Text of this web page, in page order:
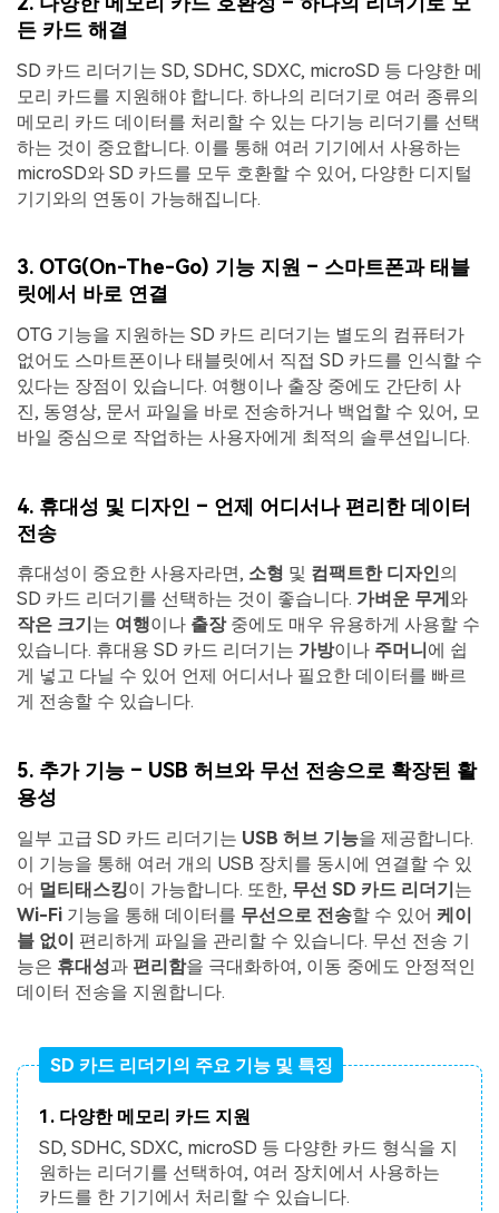
든 카드 해결
SD 카드 리더기는 SD, SDHC, SDXC, microSD 등 다양한 메
모리 카드를 지원해야 합니다. 하나의 리더기로 여러 종류의
메모리 카드 데이터를 처리할 수 있는 다기능 리더기를 선택
하는 것이 중요합니다. 이를 통해 여러 기기에서 사용하는
microSD와 SD 카드를 모두 호환할 수 있어, 다양한 디지털
기기와의 연동이 가능해집니다.
3. OTG(On-The-Go) 기능 지원 – 스마트폰과 태블
릿에서 바로 연결
OTG 기능을 지원하는 SD 카드 리더기는 별도의 컴퓨터가
없어도 스마트폰이나 태블릿에서 직접 SD 카드를 인식할 수
있다는 장점이 있습니다. 여행이나 출장 중에도 간단히 사
진, 동영상, 문서 파일을 바로 전송하거나 백업할 수 있어, 모
바일 중심으로 작업하는 사용자에게 최적의 솔루션입니다.
4. 휴대성 및 디자인 – 언제 어디서나 편리한 데이터
전송
휴대성이 중요한 사용자라면, 소형 및 컴팩트한 디자인의
SD 카드 리더기를 선택하는 것이 좋습니다. 가벼운 무게 와
작은 크기 는 여행이나 출장중에도 매우 유용하게 사용할 수
있습니다. 휴대용 SD 카드 리더기는 가방이나 주머니 에 쉽
게 넣고 다닐 수 있어 언제 어디서나 필요한 데이터를 빠르
게 전송할 수 있습니다.
5. 추가 기능 – USB 허브와 무선 전송으로 확장된 활
용성
일부 고급 SD 카드 리더기는 USB 허브 기능을 제공합니다.
이 기능을 통해 여러 개의 USB 장치를 동시에 연결할 수 있
어 멀티태스킹이 가능합니다. 또한, 무선 SD 카드 리더기는
Wi-Fi 기능을 통해 데이터를 무선으로 전송할 수 있어 케이
블 없이 편리하게 파일을 관리할 수 있습니다. 무선 전송 기
능은 휴대성과 편리함을 극대화하여, 이동 중에도 안정적인
데이터 전송을 지원합니다.
SD 카드 리더기의 주요 기능 및 특징
1. 다양한 메모리 카드 지원
SD, SDHC, SDXC, microSD 등 다양한 카드 형식을 지
원하는 리더기를 선택하여, 여러 장치에서 사용하는
카드를 한 기기에서 처리할 수 있습니다.